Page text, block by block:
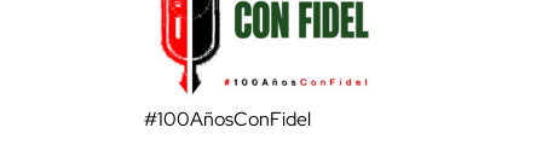
#100AñosConFidel